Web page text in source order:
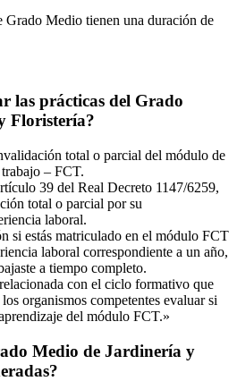
Grado Medio tienen una duración de
las prácticas del Grado
Floristería?
total o parcial del módulo de
– FCT.
39 del Real Decreto 1147/6259,
total o parcial por su
laboral.
si estás matriculado en el módulo FCT
laboral correspondiente a un año,
a tiempo completo.
con el ciclo formativo que
organismos competentes evaluar si
del módulo FCT.»
Medio de Jardinería y